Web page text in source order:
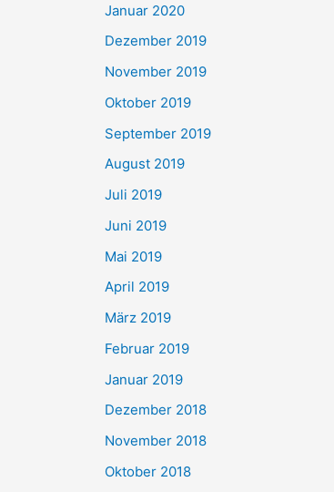
Januar 2020
Dezember 2019
November 2019
Oktober 2019
September 2019
August 2019
Juli 2019
Juni 2019
Mai 2019
April 2019
März 2019
Februar 2019
Januar 2019
Dezember 2018
November 2018
Oktober 2018